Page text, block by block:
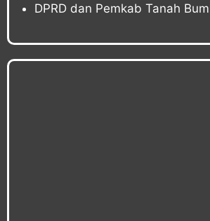
DPRD dan Pemkab Tanah